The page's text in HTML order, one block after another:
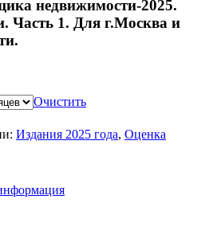
недвижимости-2025.
Часть 1. Для г.Москва и
Очистить
Издания 2025 года, Оценка